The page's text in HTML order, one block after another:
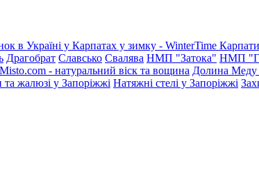
в Україні у Карпатах у зимку - WinterTime
Драгобрат Славсько Свалява НМП "Затока" НМП
- натуральний віск та вощина Долина Меду
жалюзі у Запоріжжі Натяжні стелі у Запоріжжі